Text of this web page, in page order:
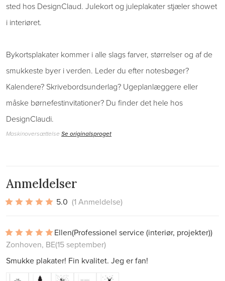
sted hos DesignClaud. Julekort og juleplakater stjæler showet
i interiøret.
Bykortsplakater kommer i alle slags farver, størrelser og af de
smukkeste byer i verden. Leder du efter notesbøger?
Kalendere? Skrivebordsunderlag? Ugeplanlæggere eller
måske børnefestinvitationer? Du finder det hele hos
DesignClaudi.
Maskinoversættelse Se originalsproget
Anmeldelser
5.0 (1 Anmeldelse)
Ellen(Professionel service (interiør, projekter))
Zonhoven, BE(15 september)
Smukke plakater! Fin kvalitet. Jeg er fan!